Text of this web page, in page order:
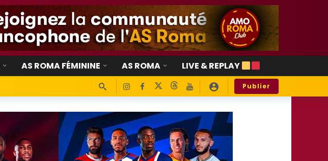
AS ROMA FÉMININE AS ROMA LIVE & REPLAY
Publier